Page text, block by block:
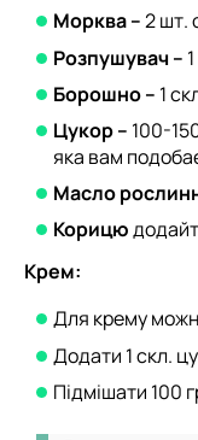
Морква –2 шт.
Розпушувач –
Борошно – 1
Цукор – 100-
яка вам
Масло
Корицю
Крем:
Для крему
Додати 1 скл.
Підмішати 100